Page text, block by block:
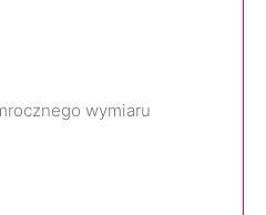
wymiaru